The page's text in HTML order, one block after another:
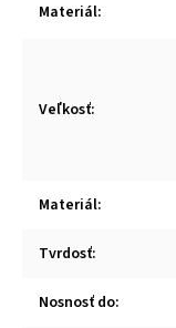
Materiál:
Veľkosť:
Materiál:
Tvrdosť:
Nosnosť do: